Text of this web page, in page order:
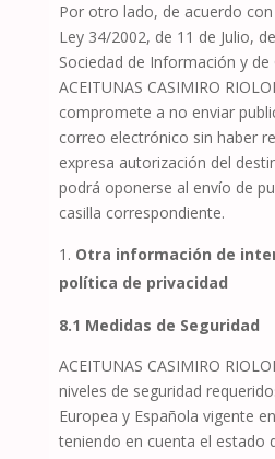
Por otro lado, de acuerdo
Ley 34/2002, de 11 de Julio,
Sociedad de Información y
ACEITUNAS CASIMIRO
compromete a no enviar
correo electrónico sin haber
expresa autorización del
podrá oponerse al envío de
casilla correspondiente.
Otra información de
política de privacidad
8.1 Medidas de Seguridad
ACEITUNAS CASIMIRO
niveles de seguridad
Europea y Española vigente
teniendo en cuenta el estado